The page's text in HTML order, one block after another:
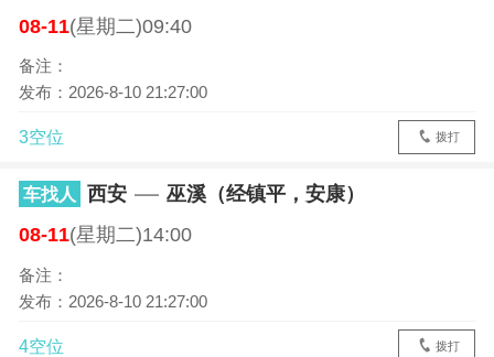
08-11(星期二)09:40
备注：
发布：2026-8-10 21:27:00
3空位 拨打
车找人 西安
巫溪（经镇平，安康）
08-11(星期二)14:00
备注：
发布：2026-8-10 21:27:00
4空位 拨打